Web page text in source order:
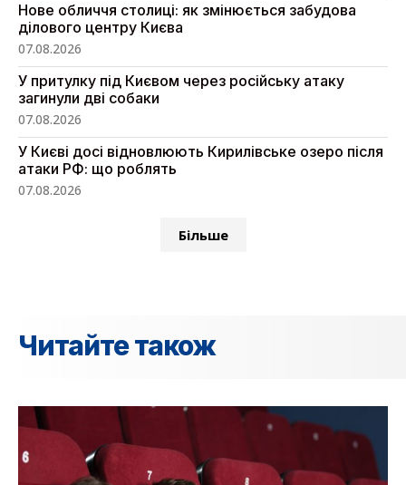
Нове обличчя столиці: як змінюється забудова
ділового центру Києва
07.08.2026
У притулку під Києвом через російську атаку
загинули дві собаки
07.08.2026
У Києві досі відновлюють Кирилівське озеро після
атаки РФ: що роблять
07.08.2026
Більше
Читайте також